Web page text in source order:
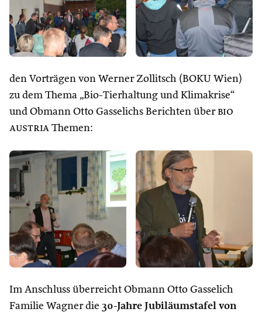
den Vorträgen von Werner Zollitsch (BOKU Wien)
zu dem Thema „Bio-Tierhaltung und Klimakrise“
und Obmann Otto Gasselichs Berichten über bio
austria Themen:
Im Anschluss überreicht Obmann Otto Gasselich
Familie Wagner die 30-Jahre Jubiläumstafel von